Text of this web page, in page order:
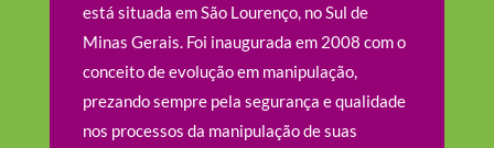
está situada em São Lourenço, no Sul de
Minas Gerais. Foi inaugurada em 2008 com o
conceito de evolução em manipulação,
prezando sempre pela segurança e qualidade
nos processos da manipulação de suas